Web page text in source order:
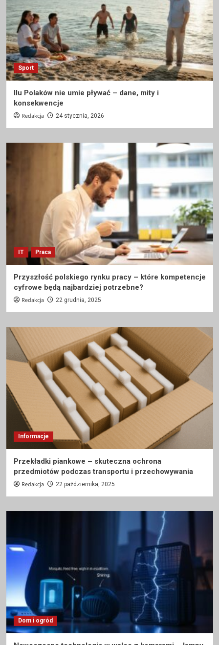
Sport
Ilu Polaków nie umie pływać – dane, mity i
konsekwencje
Redakcja 24 stycznia, 2026
IT Praca
Przyszłość polskiego rynku pracy – które kompetencje
cyfrowe będą najbardziej potrzebne?
Redakcja 22 grudnia, 2025
Informacje
Przekładki piankowe – skuteczna ochrona
przedmiotów podczas transportu i przechowywania
Redakcja 22 października, 2025
Dom i ogród